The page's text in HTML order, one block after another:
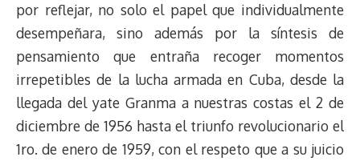
por reflejar, no solo el papel que individualmente
desempeñara, sino además por la síntesis de
pensamiento que entraña recoger momentos
irrepetibles de la lucha armada en Cuba, desde la
llegada del yate Granma a nuestras costas el 2 de
diciembre de 1956 hasta el triunfo revolucionario el
1ro. de enero de 1959, con el respeto que a su juicio